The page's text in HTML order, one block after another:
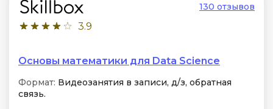
3.9
130 отзывов
Основы математики для Data Science
Формат: Видеозанятия в записи, д/з, обратная
связь.